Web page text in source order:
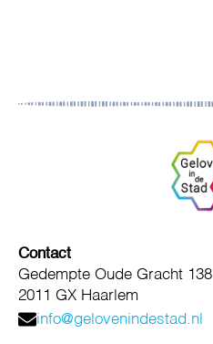
Contact
Gedempte Oude Gracht 138
2011 GX Haarlem
info@gelovenindestad.nl